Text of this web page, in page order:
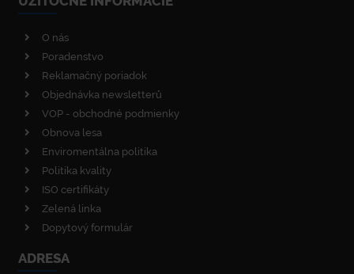
O nás
Poradenstvo
Reklamačný poriadok
Objednávka newsletterů
VOP - obchodné podmienky
Obnova lesa
Enviromentálna politika
Politika kvality
ISO certifikáty
Zelená linka
Dopytový formulár
ADRESA